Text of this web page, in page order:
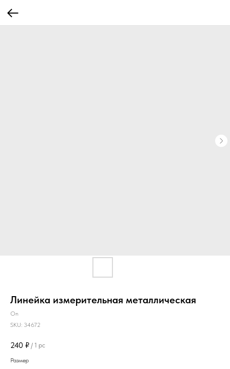
Линейка измерительная металлическая
On
SKU: 34672
240 ₽ / 1 pc
Размер